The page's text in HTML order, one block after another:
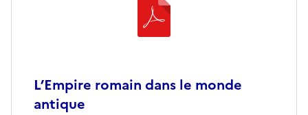
L’Empire romain dans le monde
antique